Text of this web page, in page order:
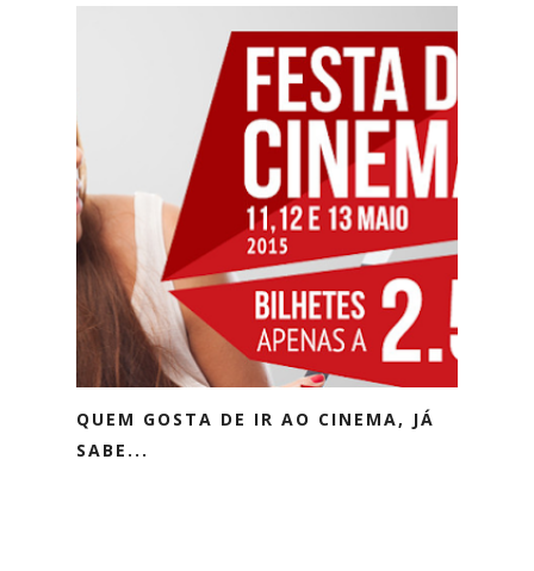
QUEM GOSTA DE IR AO CINEMA, JÁ
SABE...